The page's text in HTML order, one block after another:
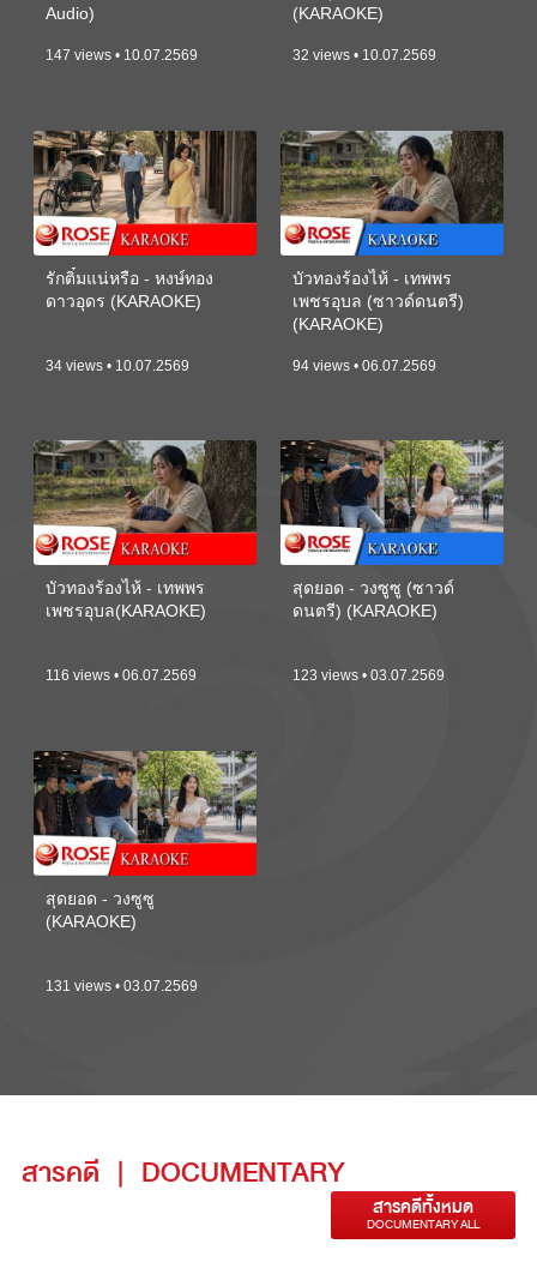
Audio)
147 views • 10.07.2569
(KARAOKE)
32 views • 10.07.2569
รักติ๋มแน่หรือ - หงษ์ทอง
ดาวอุดร (KARAOKE)
34 views • 10.07.2569
บัวทองร้องไห้ - เทพพร
เพชรอุบล (ซาวด์ดนตรี)
(KARAOKE)
94 views • 06.07.2569
บัวทองร้องไห้ - เทพพร
เพชรอุบล(KARAOKE)
116 views • 06.07.2569
สุดยอด - วงซูซู (ซาวด์
ดนตรี) (KARAOKE)
123 views • 03.07.2569
สุดยอด - วงซูซู
(KARAOKE)
131 views • 03.07.2569
สารคดี | DOCUMENTARY
สารคดีทั้งหมด
DOCUMENTARY ALL